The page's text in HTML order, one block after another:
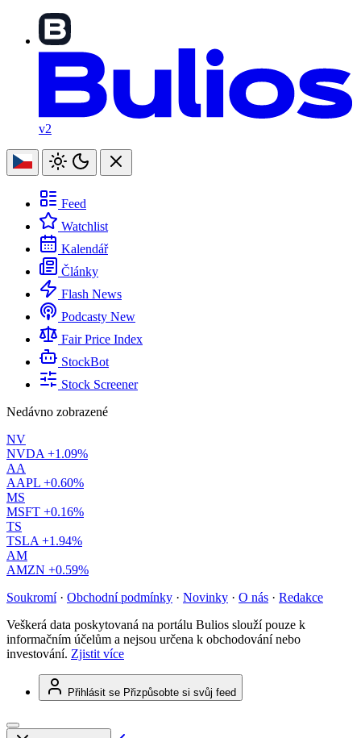
v2
Feed
Watchlist
Kalendář
Články
Flash News
Podcasty New
Fair Price Index
StockBot
Stock Screener
Nedávno zobrazené
NV
NVDA +1.09%
AA
AAPL +0.60%
MS
MSFT +0.16%
TS
TSLA +1.94%
AM
AMZN +0.59%
Soukromí · Obchodní podmínky · Novinky · O nás · Redakce
Veškerá data poskytovaná na portálu Bulios slouží pouze k
informačním účelům a nejsou určena k obchodování nebo
investování. Zjistit více
Přihlásit se Přizpůsobte si svůj feed